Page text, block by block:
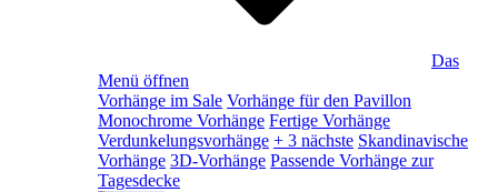
Das
Menü öffnen
Vorhänge im Sale Vorhänge für den Pavillon
Monochrome Vorhänge Fertige Vorhänge
Verdunkelungsvorhänge + 3 nächste Skandinavische
Vorhänge 3D-Vorhänge Passende Vorhänge zur
Tagesdecke